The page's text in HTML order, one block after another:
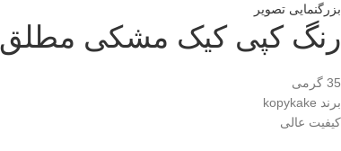
بزرگنمایی تصویر
رنگ کپی کیک مشکی مطلق
35 گرمی
برند kopykake
کیفیت عالی